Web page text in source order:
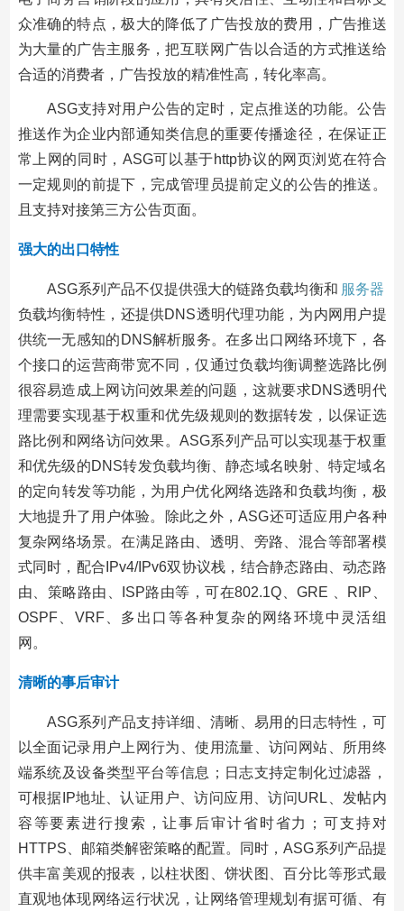
众准确的特点，极大的降低了广告投放的费用，广告推送
为大量的广告主服务，把互联网广告以合适的方式推送给
合适的消费者，广告投放的精准性高，转化率高。
ASG支持对用户公告的定时，定点推送的功能。公告
推送作为企业内部通知类信息的重要传播途径，在保证正
常上网的同时，ASG可以基于http协议的网页浏览在符合
一定规则的前提下，完成管理员提前定义的公告的推送。
且支持对接第三方公告页面。
强大的出口特性
ASG系列产品不仅提供强大的链路负载均衡和 服务器
负载均衡特性，还提供DNS透明代理功能，为内网用户提
供统一无感知的DNS解析服务。在多出口网络环境下，各
个接口的运营商带宽不同，仅通过负载均衡调整选路比例
很容易造成上网访问效果差的问题，这就要求DNS透明代
理需要实现基于权重和优先级规则的数据转发，以保证选
路比例和网络访问效果。ASG系列产品可以实现基于权重
和优先级的DNS转发负载均衡、静态域名映射、特定域名
的定向转发等功能，为用户优化网络选路和负载均衡，极
大地提升了用户体验。除此之外，ASG还可适应用户各种
复杂网络场景。在满足路由、透明、旁路、混合等部署模
式同时，配合IPv4/IPv6双协议栈，结合静态路由、动态路
由、策略路由、ISP路由等，可在802.1Q、GRE 、RIP、
OSPF、VRF、多出口等各种复杂的网络环境中灵活组
网。
清晰的事后审计
ASG系列产品支持详细、清晰、易用的日志特性，可
以全面记录用户上网行为、使用流量、访问网站、所用终
端系统及设备类型平台等信息；日志支持定制化过滤器，
可根据IP地址、认证用户、访问应用、访问URL、发帖内
容等要素进行搜索，让事后审计省时省力；可支持对
HTTPS、邮箱类解密策略的配置。同时，ASG系列产品提
供丰富美观的报表，以柱状图、饼状图、百分比等形式最
直观地体现网络运行状况，让网络管理规划有据可循、有